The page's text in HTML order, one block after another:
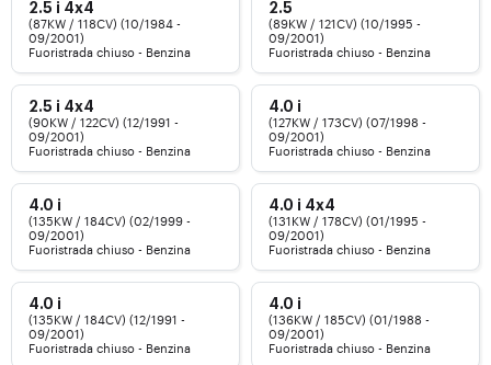
2.5 i 4x4
(87KW / 118CV) (10/1984 -
09/2001)
Fuoristrada chiuso - Benzina
2.5
(89KW / 121CV) (10/1995 -
09/2001)
Fuoristrada chiuso - Benzina
2.5 i 4x4
(90KW / 122CV) (12/1991 -
09/2001)
Fuoristrada chiuso - Benzina
4.0 i
(127KW / 173CV) (07/1998 -
09/2001)
Fuoristrada chiuso - Benzina
4.0 i
(135KW / 184CV) (02/1999 -
09/2001)
Fuoristrada chiuso - Benzina
4.0 i 4x4
(131KW / 178CV) (01/1995 -
09/2001)
Fuoristrada chiuso - Benzina
4.0 i
(135KW / 184CV) (12/1991 -
09/2001)
Fuoristrada chiuso - Benzina
4.0 i
(136KW / 185CV) (01/1988 -
09/2001)
Fuoristrada chiuso - Benzina